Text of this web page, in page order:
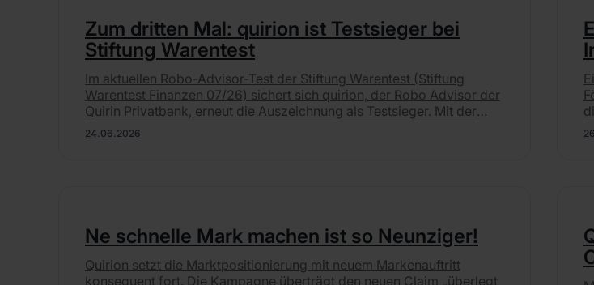
Zum dritten Mal: quirion ist Testsieger bei
Stiftung Warentest
Im aktuellen Robo-Advisor-Test der Stiftung Warentest (Stiftung
Warentest Finanzen 07/26) sichert sich quirion, der Robo Advisor der
Quirin Privatbank, erneut die Auszeichnung als Testsieger. Mit der
Gesamtnote "Sehr gut" (1,3) belegt quirion den ersten Platz.
24.06.2026
Ne schnelle Mark machen ist so Neunziger!
Quirion setzt die Marktpositionierung mit neuem Markenauftritt
konsequent fort. Die Kampagne überträgt den neuen Claim „überlegt